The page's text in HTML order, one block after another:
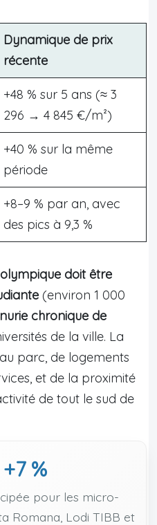
Dynamique de prix
récente
+48 % sur 5 ans (≈ 3
296 → 4 845 €/m²)
+40 % sur la même
période
+8–9 % par an, avec
des pics à 9,3 %
doit être
(environ 1 000
chronique de
de la ville. La
parc, de logements
et de la proximité
de tout le sud de
%
pour les micro-
Romana, Lodi TIBB et